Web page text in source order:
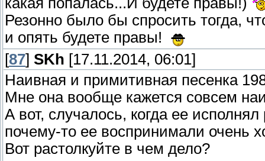
Резонно было бы спросить тогда,
и опять будете правы!
[87] SKh [17.11.2014, 06:01]
Наивная и примитивная песенка
Мне она вообще кажется совсем
А вот, случалось, когда ее
почему-то ее воспринимали очень
Вот растолкуйте в чем дело?